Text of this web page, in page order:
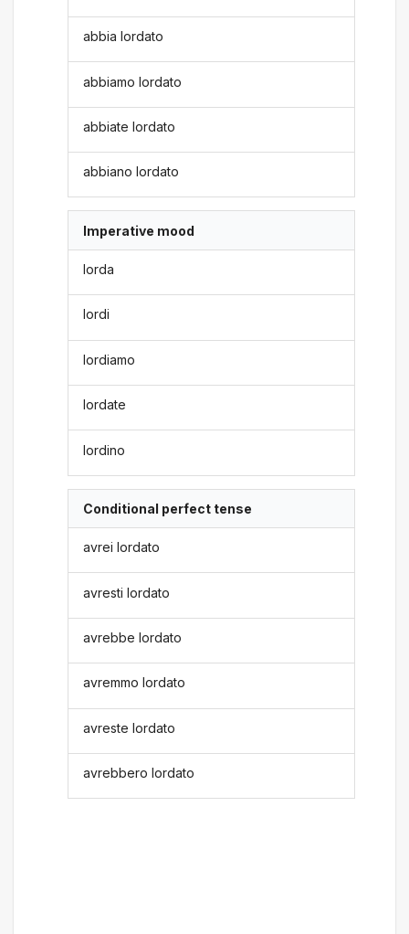
abbia lordato
abbiamo lordato
abbiate lordato
abbiano lordato
Imperative mood
lorda
lordi
lordiamo
lordate
lordino
Conditional perfect tense
avrei lordato
avresti lordato
avrebbe lordato
avremmo lordato
avreste lordato
avrebbero lordato